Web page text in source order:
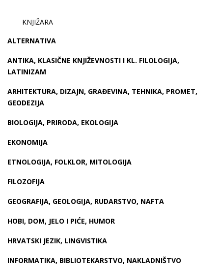
KNJIŽARA
ALTERNATIVA
ANTIKA, KLASIČNE KNJIŽEVNOSTI I KL. FILOLOGIJA,
LATINIZAM
ARHITEKTURA, DIZAJN, GRAĐEVINA, TEHNIKA, PROMET,
GEODEZIJA
BIOLOGIJA, PRIRODA, EKOLOGIJA
EKONOMIJA
ETNOLOGIJA, FOLKLOR, MITOLOGIJA
FILOZOFIJA
GEOGRAFIJA, GEOLOGIJA, RUDARSTVO, NAFTA
HOBI, DOM, JELO I PIĆE, HUMOR
HRVATSKI JEZIK, LINGVISTIKA
INFORMATIKA, BIBLIOTEKARSTVO, NAKLADNIŠTVO